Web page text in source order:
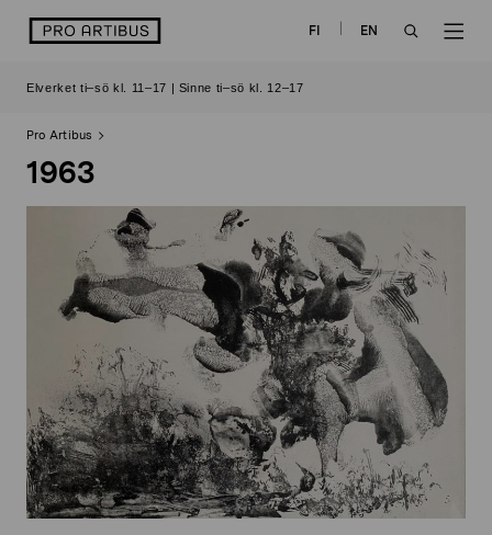
logo FI
EN
Elverket ti–sö kl. 11–17 | Sinne ti–sö kl. 12–17
Pro Artibus
1963